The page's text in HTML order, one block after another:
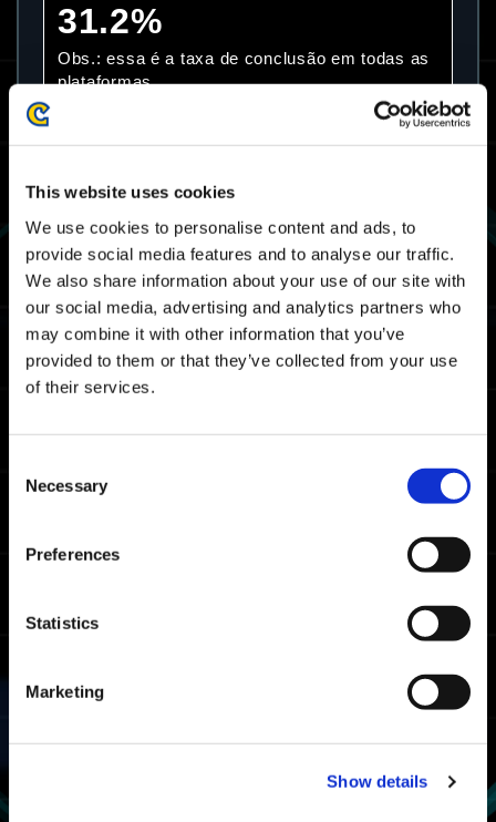
This website uses cookies
We use cookies to personalise content and ads, to
provide social media features and to analyse our traffic.
We also share information about your use of our site with
our social media, advertising and analytics partners who
may combine it with other information that you’ve
provided to them or that they’ve collected from your use
of their services.
Selection
Necessary
Preferences
Statistics
Marketing
Show details
31.2%
Obs.: essa é a taxa de conclusão em todas as
plataformas.
Tempo médio de conclusão
06:53.63
Obs.: esse foi o tempo médio de conclusão em
Tempo de corte para a classificação
de Mestre
04:12.15
04:26.22
Tempo de corte para a classificação
06:47.61
PlayStation🄬5/
PlayStation🄬4
06:21.37
Steam🄬 06:30.07